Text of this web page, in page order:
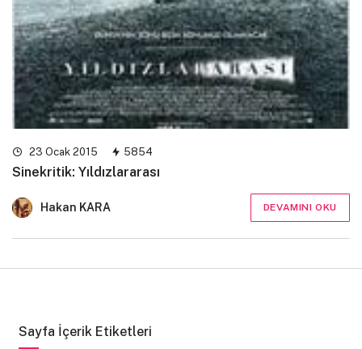
23 Ocak 2015 5854
Sinekritik: Yıldızlararası
Hakan KARA DEVAMINI OKU
Sayfa İçerik Etiketleri